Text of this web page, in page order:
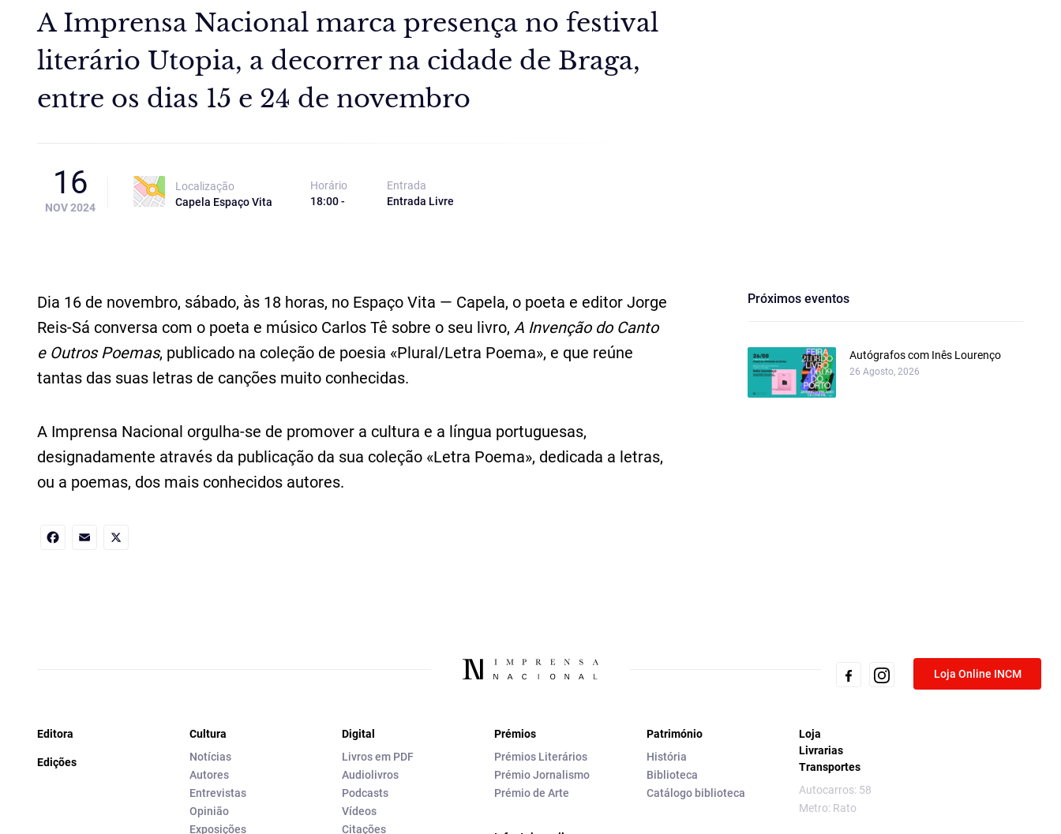
A Imprensa Nacional marca presença no festival
literário Utopia, a decorrer na cidade de Braga,
entre os dias 15 e 24 de novembro
16
NOV 2024
Localização
Capela Espaço Vita
Horário
18:00 -
Entrada
Entrada Livre
Dia 16 de novembro, sábado, às 18 horas, no Espaço Vita — Capela, o poeta e editor Jorge
Reis-Sá conversa com o poeta e músico Carlos Tê sobre o seu livro, A Invenção do Canto
e Outros Poemas, publicado na coleção de poesia «Plural/Letra Poema», e que reúne
tantas das suas letras de canções muito conhecidas.
A Imprensa Nacional orgulha-se de promover a cultura e a língua portuguesas,
designadamente através da publicação da sua coleção «Letra Poema», dedicada a letras,
ou a poemas, dos mais conhecidos autores.
Próximos eventos
Autógrafos com Inês Lourenço
26 Agosto, 2026
Loja Online INCM
Editora
Edições
Cultura
Notícias
Autores
Entrevistas
Opinião
Exposições
Digital
Livros em PDF
Audiolivros
Podcasts
Vídeos
Citações
Prémios
Prémios Literários
Prémio Jornalismo
Prémio de Arte
Património
História
Biblioteca
Catálogo biblioteca
Loja
Livrarias
Transportes
Autocarros: 58
Metro: Rato